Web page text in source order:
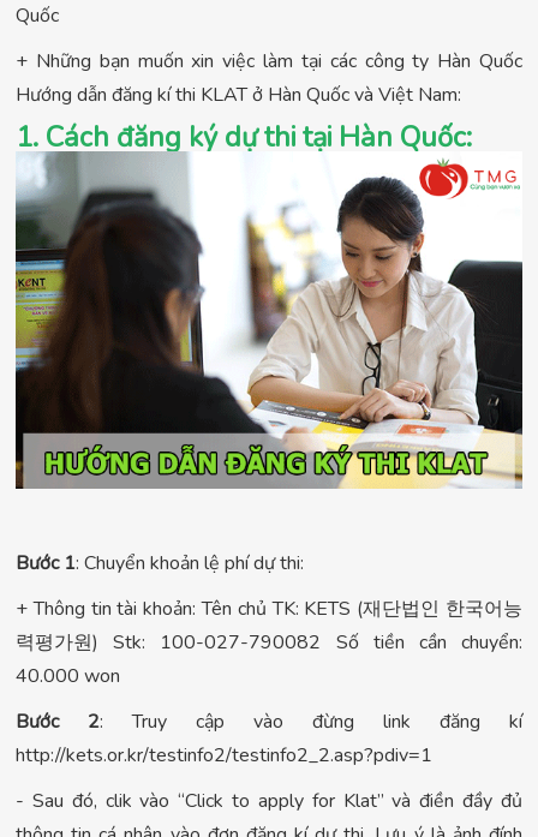
Quốc
+ Những bạn muốn xin việc làm tại các công ty Hàn Quốc
Hướng dẫn đăng kí thi KLAT ở Hàn Quốc và Việt Nam:
1. Cách đăng ký dự thi tại Hàn Quốc:
Bước 1: Chuyển khoản lệ phí dự thi:
+ Thông tin tài khoản: Tên chủ TK: KETS (재단법인 한국어능
력평가원) Stk: 100-027-790082 Số tiền cần chuyển:
40.000 won
Bước 2: Truy cập vào đừng link đăng kí
http://kets.or.kr/testinfo2/testinfo2_2.asp?pdiv=1
- Sau đó, clik vào “Click to apply for Klat” và điền đầy đủ